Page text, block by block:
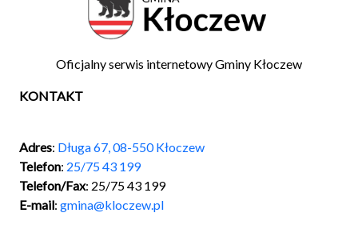
Oficjalny serwis internetowy Gminy Kłoczew
KONTAKT
Adres: Długa 67, 08-550 Kłoczew
Telefon: 25/75 43 199
Telefon/Fax: 25/75 43 199
E-mail: gmina@kloczew.pl